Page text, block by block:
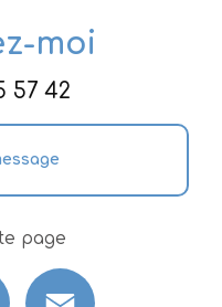
moi
57 42
page